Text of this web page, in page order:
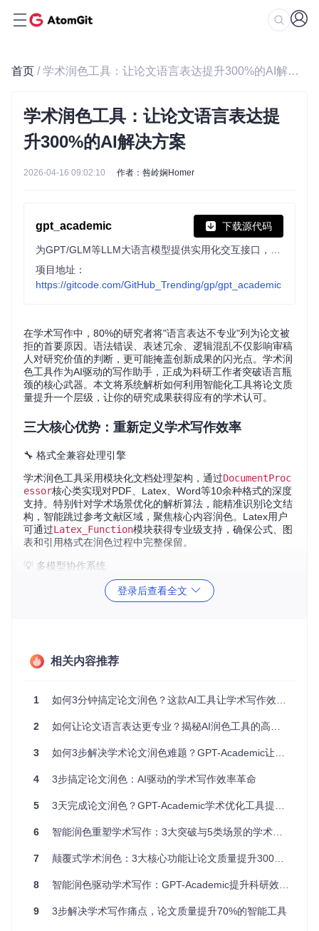
首页 / 学术润色工具：让论文语言表达提升300%的AI解决方案
学术润色工具：让论文语言表达提
升300%的AI解决方案
2026-04-16 09:02:10 作者：咎岭娴Homer
gpt_academic 下载源代码
项目地址：
https://gitcode.com/GitHub_Trending/gp/gpt_academic
在学术写作中，80%的研究者将"语言表达不专业"列为论文被
拒的首要原因。语法错误、表述冗余、逻辑混乱不仅影响审稿
人对研究价值的判断，更可能掩盖创新成果的闪光点。学术润
色工具作为AI驱动的写作助手，正成为科研工作者突破语言瓶
颈的核心武器。本文将系统解析如何利用智能化工具将论文质
量提升一个层级，让你的研究成果获得应有的学术认可。
三大核心优势：重新定义学术写作效率
🔧 格式全兼容处理引擎
学术润色工具采用模块化文档处理架构，通过DocumentProc
essor核心类实现对PDF、Latex、Word等10余种格式的深度
支持。特别针对学术场景优化的解析算法，能精准识别论文结
构，智能跳过参考文献区域，聚焦核心内容润色。Latex用户
可通过Latex_Function模块获得专业级支持，确保公式、图
表和引用格式在润色过程中完整保留。
💡 多模型协作系统
内置的模型桥接器支持同时调用GPT系列、Claude、ChatGL
M等多种大语言模型，形成互补优势。技术论文推荐使用Code
📊 智能分段与批量处理
免拆分公式和引用内容。中文文本默认按300-800字符分段，
大化处理效率。支持100页以上大型文档的断点续传，进度实
Latex项目：提供主tex文件及相关依赖
# 将Word转换为PDF（需安装libreoffice）
登录后查看全文
相关内容推荐
1 如何3分钟搞定论文润色？这款AI工具让学术写作效率翻倍
2 如何让论文语言表达更专业？揭秘AI润色工具的高效用法
3 如何3步解决学术论文润色难题？GPT-Academic让论文质量提升300%的实战指南
4 3步搞定论文润色：AI驱动的学术写作效率革命
5 3天完成论文润色？GPT-Academic学术优化工具提升科研效率指南
6 智能润色重塑学术写作：3大突破与5类场景的学术效率提升指南
7 颠覆式学术润色：3大核心功能让论文质量提升300%的AI工具
8 智能润色驱动学术写作：GPT-Academic提升科研效率全指南
9 3步解决学术写作痛点，论文质量提升70%的智能工具